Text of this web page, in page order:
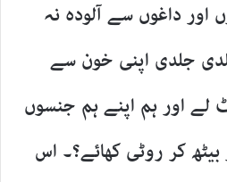
اور داغوں سے آلودہ نہ
جلدی اپنی خون سے
لے اور ہم اپنے ہم جنسوں
کر روٹی کھائے؟۔ اس